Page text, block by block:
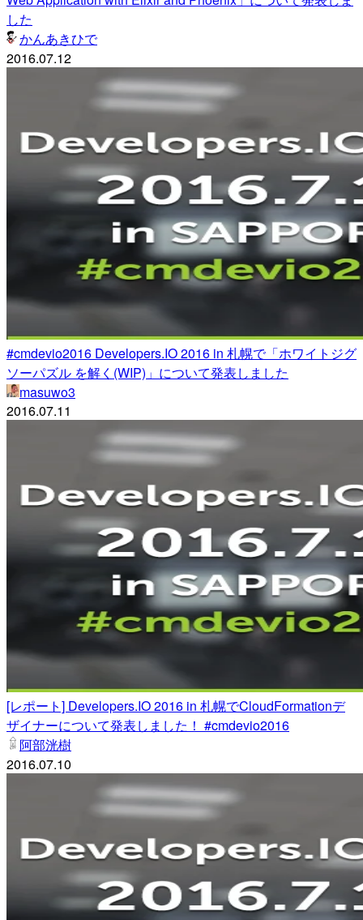
した
かんあきひで
2016.07.12
#cmdevio2016 Developers.IO 2016 in 札幌で「ホワイトジグ
ソーパズル を解く(WIP)」について発表しました
masuwo3
2016.07.11
[レポート] Developers.IO 2016 in 札幌でCloudFormationデ
ザイナーについて発表しました！ #cmdevio2016
阿部洸樹
2016.07.10